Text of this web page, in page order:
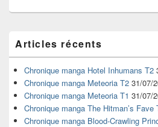
principale
de
widget
pour
barre
latérale
Articles récents
Chronique manga Hotel Inhumans T2
Chronique manga Meteoria T2 31/07/
Chronique manga Meteoria T1 31/07/
Chronique manga The Hitman’s Fave
Chronique manga Blood-Crawling